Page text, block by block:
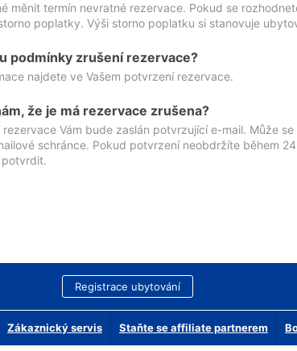
měnit termín nevratné rezervace. Pokud se
poplatky. Výši storno poplatku si stanovuje
podmínky zrušení rezervace?
najdete ve Vašem potvrzení rezervace.
že je má rezervace zrušena?
rezervace Vám bude zaslán potvrzující e-mail. Může
schránce. Pokud potvrzení neobdržíte během
Registrace ubytování
Zákaznický servis Staňte se affiliate partnerem